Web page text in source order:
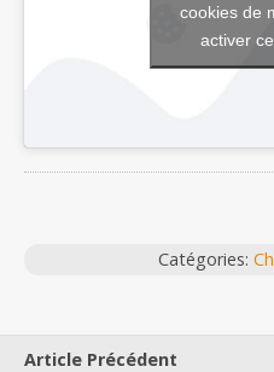
cookies de
activer
Catégories:
Article Précédent